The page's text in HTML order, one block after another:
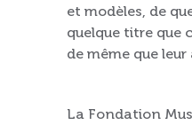
et modèles, de
quelque titre que
de même que
La Fondation